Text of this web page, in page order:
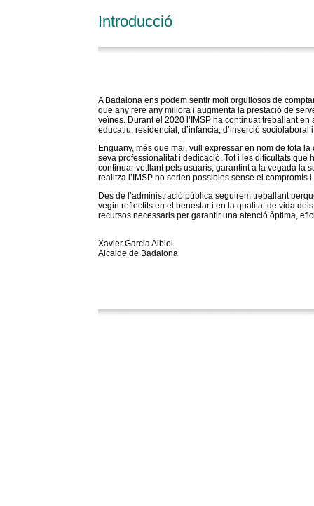
Introducció
A Badalona ens podem sentir molt orgullosos de
que any rere any millora i augmenta la prestació de
veïnes. Durant el 2020 l’IMSP ha continuat treballant
educatiu, residencial, d’infància, d’inserció sociolaboral
Enguany, més que mai, vull expressar en nom de tota
seva professionalitat i dedicació. Tot i les dificultats
continuar vetllant pels usuaris, garantint a la vegada la
realitza l’IMSP no serien possibles sense el compromís
Des de l’administració pública seguirem treballant
vegin reflectits en el benestar i en la qualitat de vida
recursos necessaris per garantir una atenció òptima,
Xavier Garcia Albiol
Alcalde de Badalona